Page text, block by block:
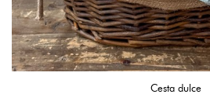
Cesta dulce